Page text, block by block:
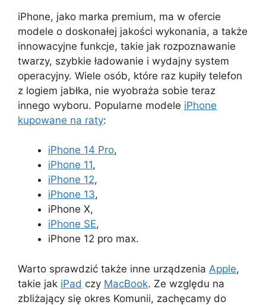
iPhone, jako marka premium, ma w ofercie
modele o doskonałej jakości wykonania, a także
innowacyjne funkcje, takie jak rozpoznawanie
twarzy, szybkie ładowanie i wydajny system
operacyjny. Wiele osób, które raz kupiły telefon
z logiem jabłka, nie wyobraża sobie teraz
innego wyboru. Popularne modele iPhone
kupowane na raty:
iPhone 14 Pro,
iPhone 11,
iPhone 12,
iPhone 13,
iPhone X,
iPhone SE,
iPhone 12 pro max.
Warto sprawdzić także inne urządzenia Apple,
takie jak iPad czy MacBook. Ze względu na
zbliżający się okres Komunii, zachęcamy do